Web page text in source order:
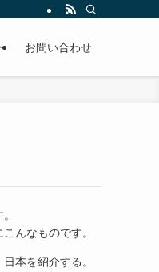
お問い合わせ
んなものです。
本を紹介する。